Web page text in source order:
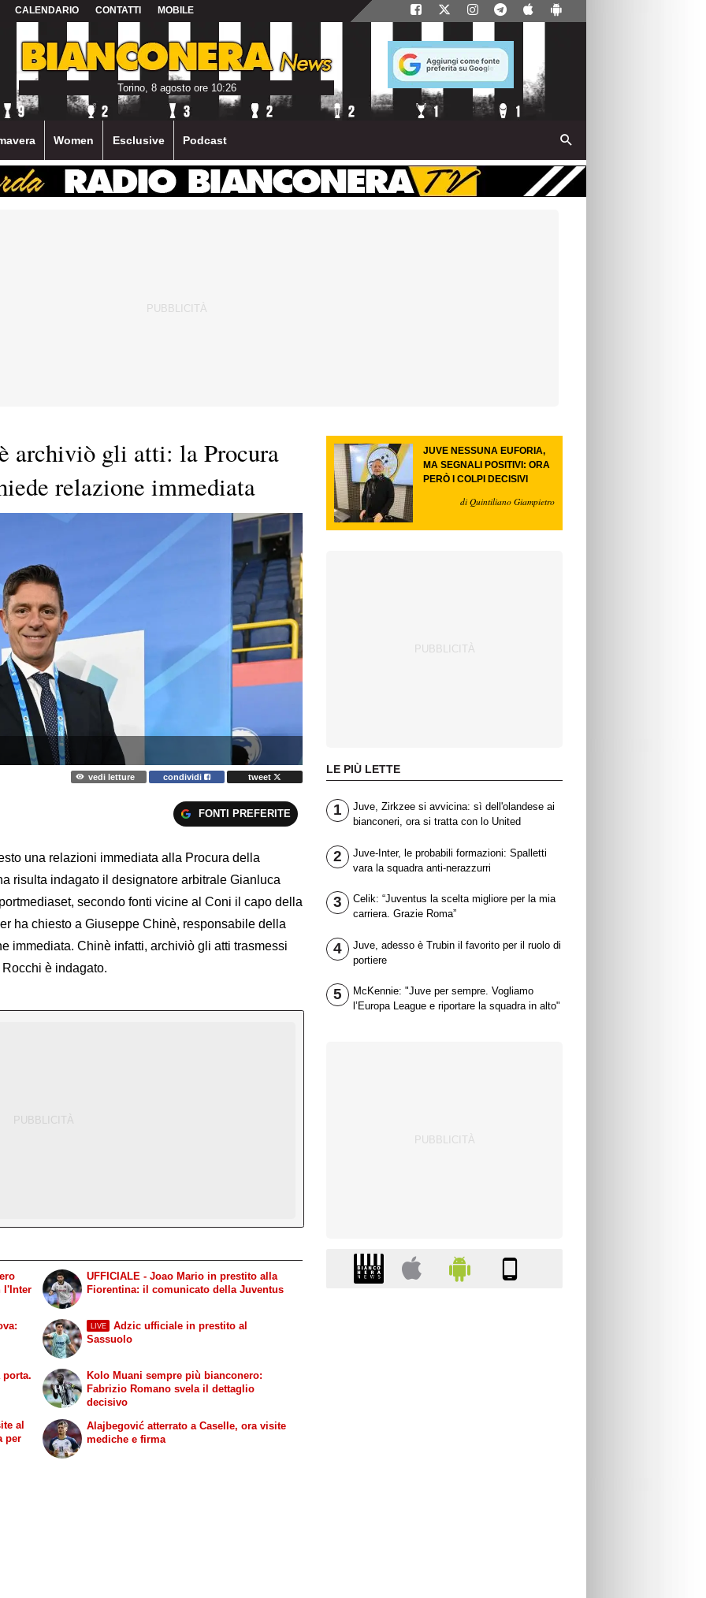
CALENDARIO CONTATTI MOBILE
Torino, 8 agosto ore 10:26
Women Esclusive Podcast
archiviò gli atti: la Procura
relazione immediata
vedi letture condividi tweet
FONTI PREFERITE
una relazioni immediata alla Procura della
risulta indagato il designatore arbitrale Gianluca
secondo fonti vicine al Coni il capo della
ha chiesto a Giuseppe Chinè, responsabile della
immediata. Chinè infatti, archiviò gli atti trasmessi
è indagato.
l'Inter
UFFICIALE - Joao Mario in prestito alla
Fiorentina: il comunicato della Juventus
LIVE
Adzic ufficiale in prestito al
Sassuolo
porta.
al
per
Kolo Muani sempre più bianconero:
Fabrizio Romano svela il dettaglio
decisivo
Alajbegović atterrato a Caselle, ora visite
mediche e firma
JUVE NESSUNA EUFORIA,
MA SEGNALI POSITIVI: ORA
PERÒ I COLPI DECISIVI
di Quintiliano Giampietro
LE PIÙ LETTE
1
Juve, Zirkzee si avvicina: sì dell'olandese ai
bianconeri, ora si tratta con lo United
2
Juve-Inter, le probabili formazioni: Spalletti
vara la squadra anti-nerazzurri
3
Celik: “Juventus la scelta migliore per la mia
carriera. Grazie Roma”
4
Juve, adesso è Trubin il favorito per il ruolo di
portiere
5
McKennie: "Juve per sempre. Vogliamo
l’Europa League e riportare la squadra in alto"